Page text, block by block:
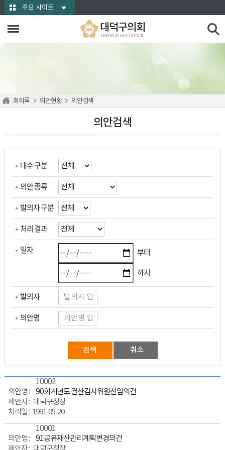
본문바로가기주요 사이트
대덕구의회
DAEDEOK-GU COUNCIL
회의록 의안현황 의안검색
의안검색
대수 구분
의안 종류
발의자 구분
처리 결과
일자
부터
까지
발의자
의안명
10002
90회계년도 결산검사위원선임의건
대덕구청장
1991-05-20
10001
91공유재산관리계획변경의건